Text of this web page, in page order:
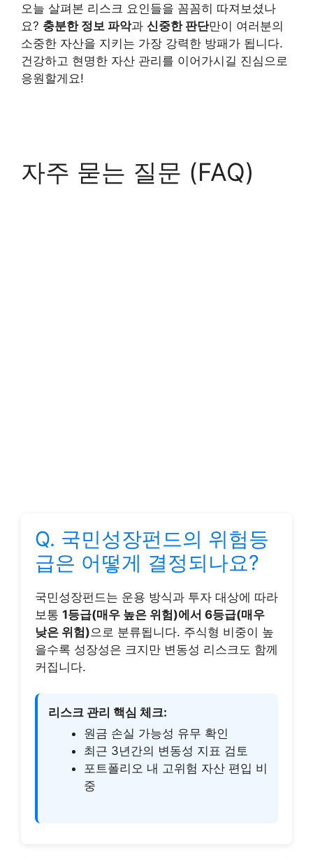
오늘 살펴본 리스크 요인들을 꼼꼼히 따져보셨나
요? 충분한 정보 파악과 신중한 판단만이 여러분의
소중한 자산을 지키는 가장 강력한 방패가 됩니다.
건강하고 현명한 자산 관리를 이어가시길 진심으로
응원할게요!
자주 묻는 질문 (FAQ)
Q. 국민성장펀드의 위험등
급은 어떻게 결정되나요?
국민성장펀드는 운용 방식과 투자 대상에 따라
보통 1등급(매우 높은 위험)에서 6등급(매우
낮은 위험)으로 분류됩니다. 주식형 비중이 높
을수록 성장성은 크지만 변동성 리스크도 함께
커집니다.
리스크 관리 핵심 체크:
원금 손실 가능성 유무 확인
최근 3년간의 변동성 지표 검토
포트폴리오 내 고위험 자산 편입 비
중